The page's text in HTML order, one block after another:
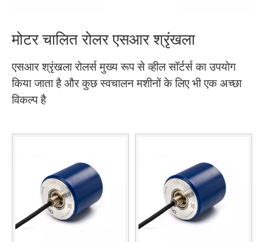
मोटर चालित रोलर एसआर श्रृंखला
एसआर श्रृंखला रोलर्स मुख्य रूप से व्हील सॉर्टर्स का उपयोग
किया जाता है और कुछ स्वचालन मशीनों के लिए भी एक अच्छा
विकल्प है